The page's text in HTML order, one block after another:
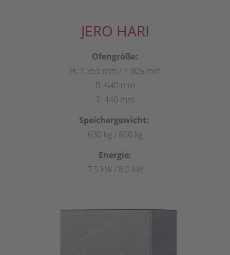
JERO HARI
Ofengröße:
H: 1.355 mm / 1.805 mm
B: 640 mm
T: 440 mm
Speichergewicht:
630 kg / 860 kg
Energie:
7.5 kW / 8.0 kW